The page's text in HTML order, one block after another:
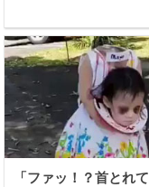
「ファッ！？首とれて